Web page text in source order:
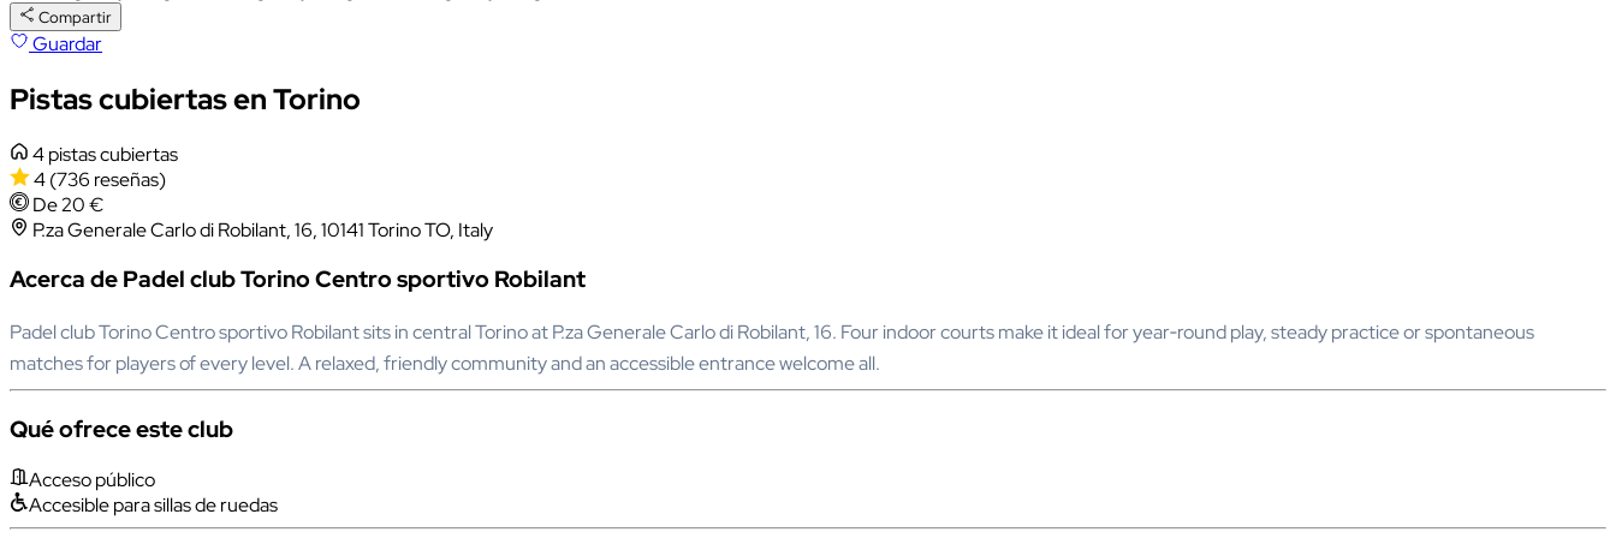
Compartir
Guardar
Pistas cubiertas en Torino
4 pistas cubiertas
4(736 reseñas)
De 20 €
P.za Generale Carlo di Robilant, 16, 10141 Torino TO, Italy
Acerca de Padel club Torino Centro sportivo Robilant
Padel club Torino Centro sportivo Robilant sits in central Torino at P.za Generale Carlo di Robilant, 16. Four indoor courts make it ideal for year‑round play, steady practice or spontaneous
matches for players of every level. A relaxed, friendly community and an accessible entrance welcome all.
Qué ofrece este club
Acceso público
Accesible para sillas de ruedas